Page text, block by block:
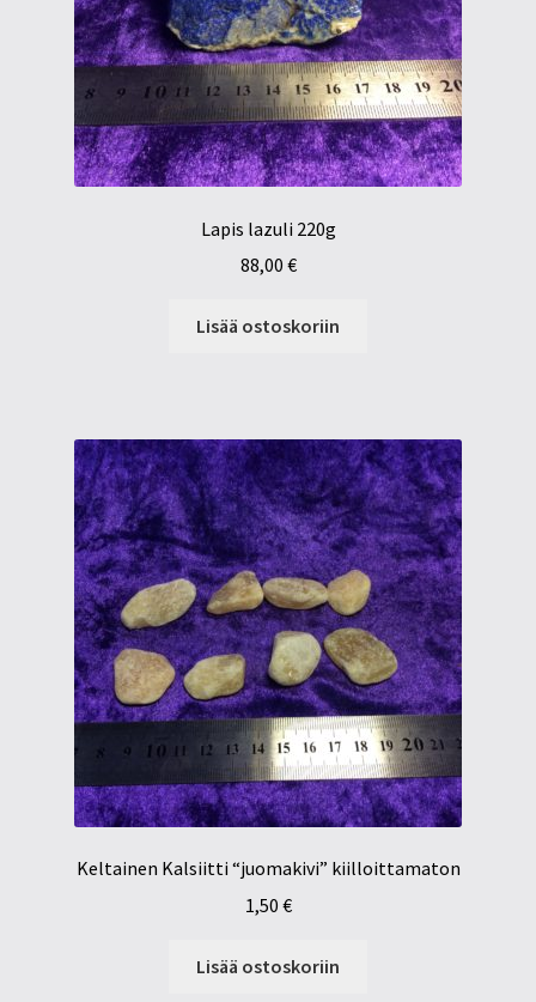
Lapis lazuli 220g
88,00 €
Lisää ostoskoriin
Keltainen Kalsiitti “juomakivi” kiilloittamaton
1,50 €
Lisää ostoskoriin